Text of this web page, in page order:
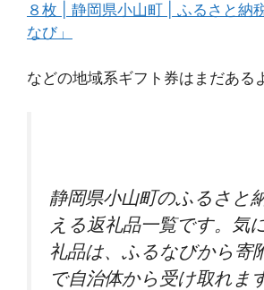
８枚 | 静岡県小山町 | ふるさと納
なび」
などの地域系ギフト券はまだある
静岡県小山町のふるさと
える返礼品一覧です。気
礼品は、ふるなびから寄
で自治体から受け取れます